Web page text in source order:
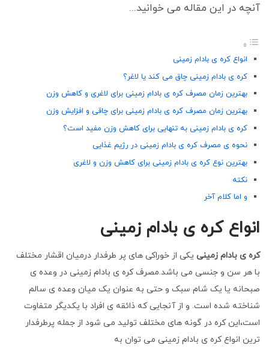
آنچه در این مقاله می خوانید...
انواع کره ی بادام زمینی
کره ی بادام زمینی چاق می کند یا لاغر؟
بهترین زمان مصرف کره ی بادام زمینی برای لاغری و کاهش وزن
بهترین زمان مصرف کره ی بادام زمینی برای چاقی و افزایش وزن
کره ی بادام زمینی به تنهایی برای کاهش وزن مفید است؟
نحوه ی مصرف کره ی بادام زمینی در رژیم غذایی
بهترین نوع کره ی بادام زمینی برای کاهش وزن و لاغری
نکته
و اما کلام آخر
انواع کره ی بادام زمینی
کره ی بادام زمینی یکی از خوراکی های پر طرفدار درمیان اقشار مختلف
با هر سن و جنسی می باشد.مصرف کره ی بادام زمینی در وعده ی
صبحانه یا یک شام سبک و حتی به عنوان یک میان وعده ی سالم
شناخته شده است. و از آنجایی که ذائقه ی افراد با یکدیگر متفاوت
است،این کره در گونه های مختلف تولید می شود از جمله پرطرفدار
ترین انواع کره ی بادام زمینی می توان به